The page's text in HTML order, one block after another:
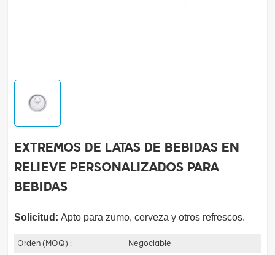
Extremos de latas de bebidas en
relieve personalizados para
bebidas
Solicitud: Apto para zumo, cerveza y otros refrescos.
Orden (MOQ) :
Negociable